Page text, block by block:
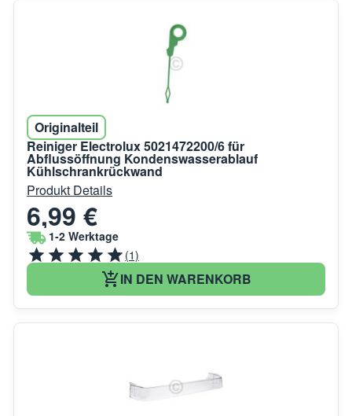
Originalteil
Reiniger Electrolux 5021472200/6 für
Abflussöffnung Kondenswasserablauf
Kühlschrankrückwand
Produkt Details
6,99 €
1-2 Werktage
(1)
IN DEN WARENKORB